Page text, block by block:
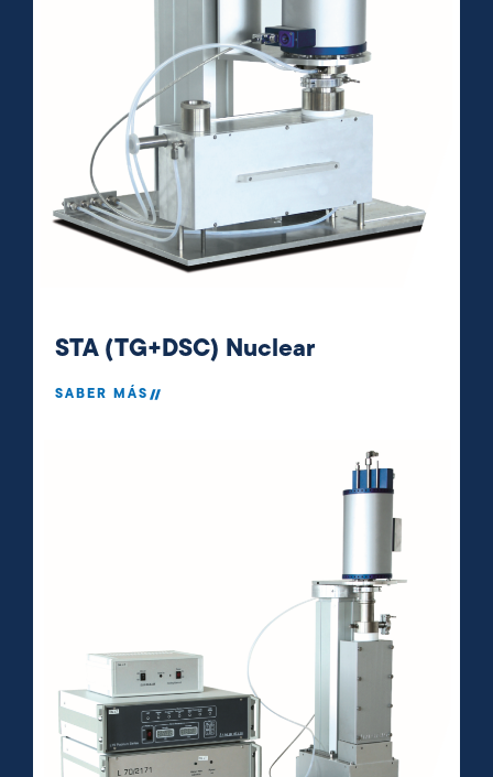
SABER MÁS
STA (TG+DSC) Nuclear